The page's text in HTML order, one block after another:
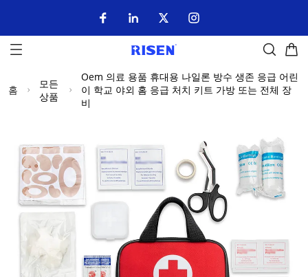
홈
모든
상품
Oem 의료 용품 휴대용 나일론 방수 생존 응급 어린
이 학교 야외 홈 응급 처치 키트 가방 또는 전체 장
비